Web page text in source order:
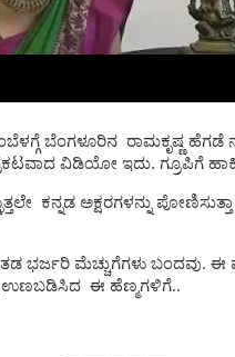
ಬೆಂಗಳೂರಿನ ರಾಮಕೃಷ್ಣ ಹೆಗಡೆ
ವಿಡಿಯೋ ಇದು. ಗ್ರೂಪಿಗೆ
ಕನ್ನಡ ಅಕ್ಷರಗಳನ್ನು
ಭರ್ಜರಿ ಮೆಚ್ಚುಗೆಗಳು ಬಂದವು. ಈ
ಉಣಬಡಿಸಿದ ಈ ಹೆಣ್ಮಗಳಿಗೆ..